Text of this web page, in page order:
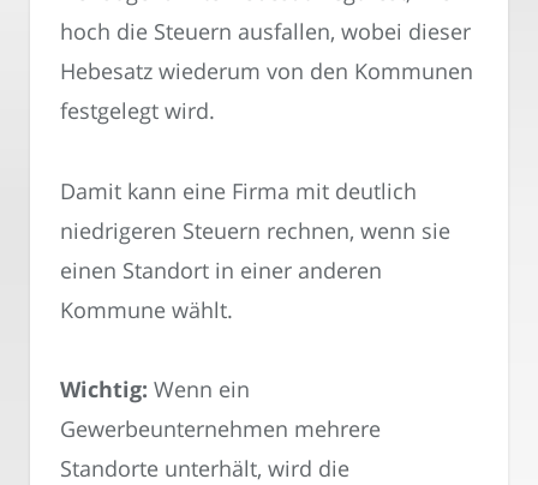
hoch die Steuern ausfallen, wobei dieser
Hebesatz wiederum von den Kommunen
festgelegt wird.
Damit kann eine Firma mit deutlich
niedrigeren Steuern rechnen, wenn sie
einen Standort in einer anderen
Kommune wählt.
Wichtig: Wenn ein
Gewerbeunternehmen mehrere
Standorte unterhält, wird die